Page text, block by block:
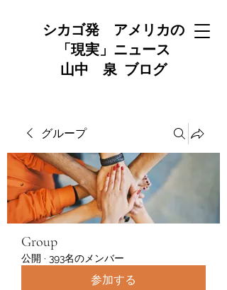
シカゴ発 アメリカの
「現実」ニュース
山中 泉 ブログ
グループ
Group
公開 · 393名のメンバー
参加する